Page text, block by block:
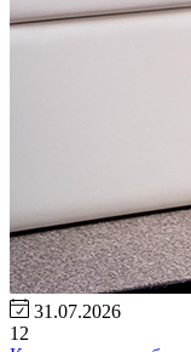
31.07.2026
12